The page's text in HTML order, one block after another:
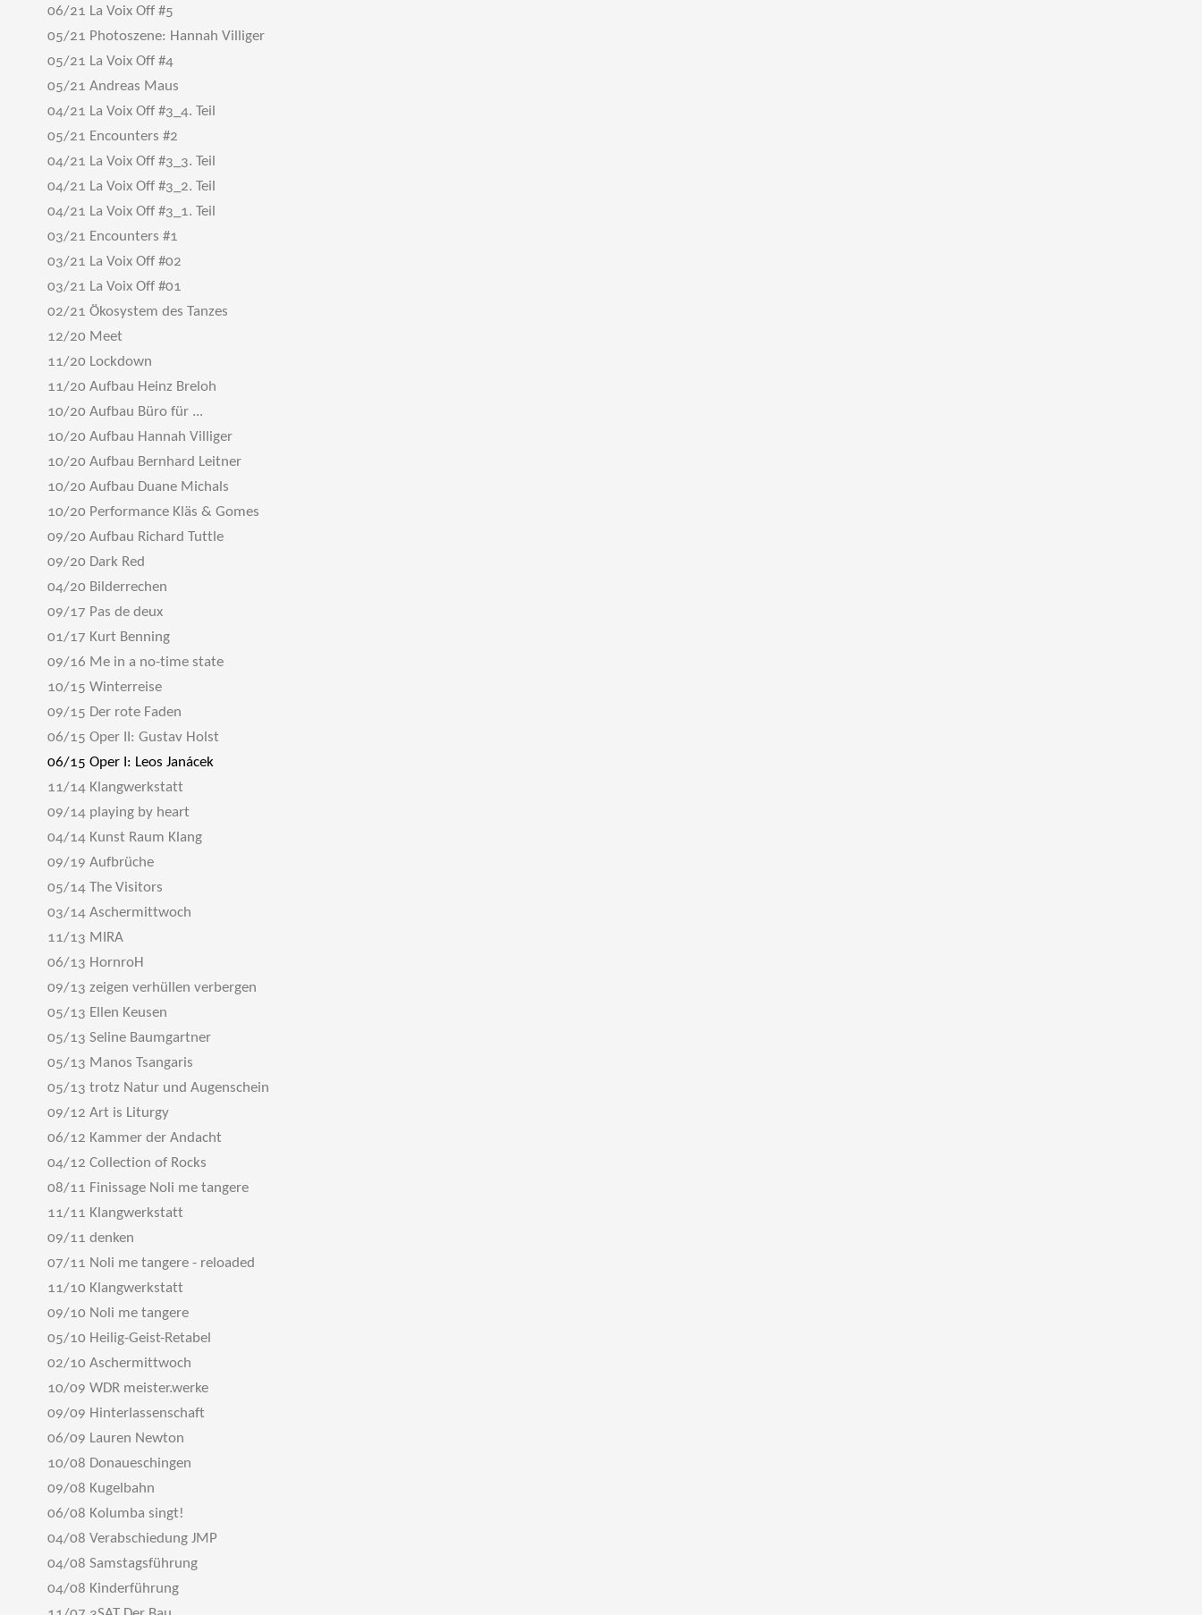
06/21 La Voix Off #5
05/21 Photoszene: Hannah Villiger
05/21 La Voix Off #4
05/21 Andreas Maus
04/21 La Voix Off #3_4. Teil
05/21 Encounters #2
04/21 La Voix Off #3_3. Teil
04/21 La Voix Off #3_2. Teil
04/21 La Voix Off #3_1. Teil
03/21 Encounters #1
03/21 La Voix Off #02
03/21 La Voix Off #01
02/21 Ökosystem des Tanzes
12/20 Meet
11/20 Lockdown
11/20 Aufbau Heinz Breloh
10/20 Aufbau Büro für ...
10/20 Aufbau Hannah Villiger
10/20 Aufbau Bernhard Leitner
10/20 Aufbau Duane Michals
10/20 Performance Kläs & Gomes
09/20 Aufbau Richard Tuttle
09/20 Dark Red
04/20 Bilderrechen
09/17 Pas de deux
01/17 Kurt Benning
09/16 Me in a no-time state
10/15 Winterreise
09/15 Der rote Faden
06/15 Oper II: Gustav Holst
06/15 Oper I: Leos Janácek
11/14 Klangwerkstatt
09/14 playing by heart
04/14 Kunst Raum Klang
09/19 Aufbrüche
05/14 The Visitors
03/14 Aschermittwoch
11/13 MIRA
06/13 HornroH
09/13 zeigen verhüllen verbergen
05/13 Ellen Keusen
05/13 Seline Baumgartner
05/13 Manos Tsangaris
05/13 trotz Natur und Augenschein
09/12 Art is Liturgy
06/12 Kammer der Andacht
04/12 Collection of Rocks
08/11 Finissage Noli me tangere
11/11 Klangwerkstatt
09/11 denken
07/11 Noli me tangere - reloaded
11/10 Klangwerkstatt
09/10 Noli me tangere
05/10 Heilig-Geist-Retabel
02/10 Aschermittwoch
10/09 WDR meister.werke
09/09 Hinterlassenschaft
06/09 Lauren Newton
10/08 Donaueschingen
09/08 Kugelbahn
06/08 Kolumba singt!
04/08 Verabschiedung JMP
04/08 Samstagsführung
04/08 Kinderführung